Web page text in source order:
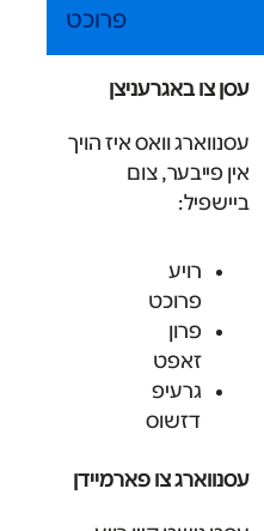
פרוכט
עסן צו באגרעניצן
עסנווארג וואס איז הויך
אין פייבער, צום
ביישפיל:
רויע
פרוכט
פרון
זאפט
גרעיפ
דזשוס
עסנווארג צו פארמיידן